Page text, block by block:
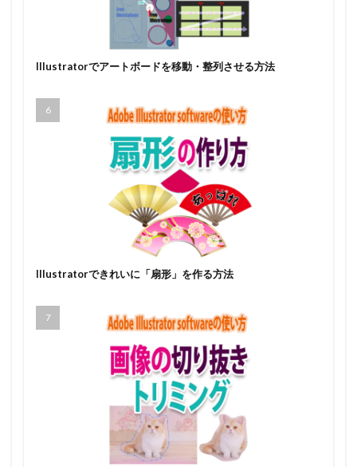
Illustratorでアートボードを移動・整列させる方法
Illustratorできれいに「扇形」を作る方法